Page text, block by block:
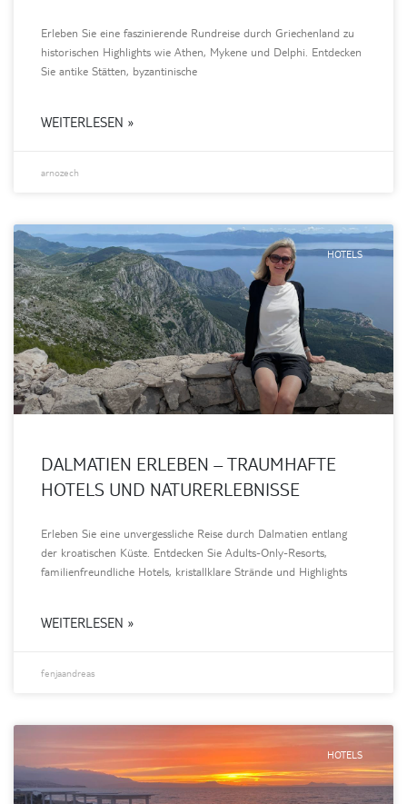
Erleben Sie eine faszinierende Rundreise durch Griechenland zu
historischen Highlights wie Athen, Mykene und Delphi. Entdecken
Sie antike Stätten, byzantinische
WEITERLESEN »
arnozech
HOTELS
DALMATIEN ERLEBEN – TRAUMHAFTE
HOTELS UND NATURERLEBNISSE
Erleben Sie eine unvergessliche Reise durch Dalmatien entlang
der kroatischen Küste. Entdecken Sie Adults-Only-Resorts,
familienfreundliche Hotels, kristallklare Strände und Highlights
WEITERLESEN »
fenjaandreas
HOTELS